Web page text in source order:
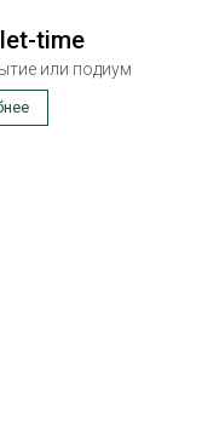
time
или подиум